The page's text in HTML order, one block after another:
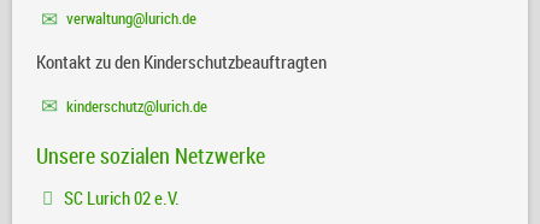
verwaltung@lurich.de
Kontakt zu den Kinderschutzbeauftragten
kinderschutz@lurich.de
Unsere sozialen Netzwerke
SC Lurich 02 e.V.